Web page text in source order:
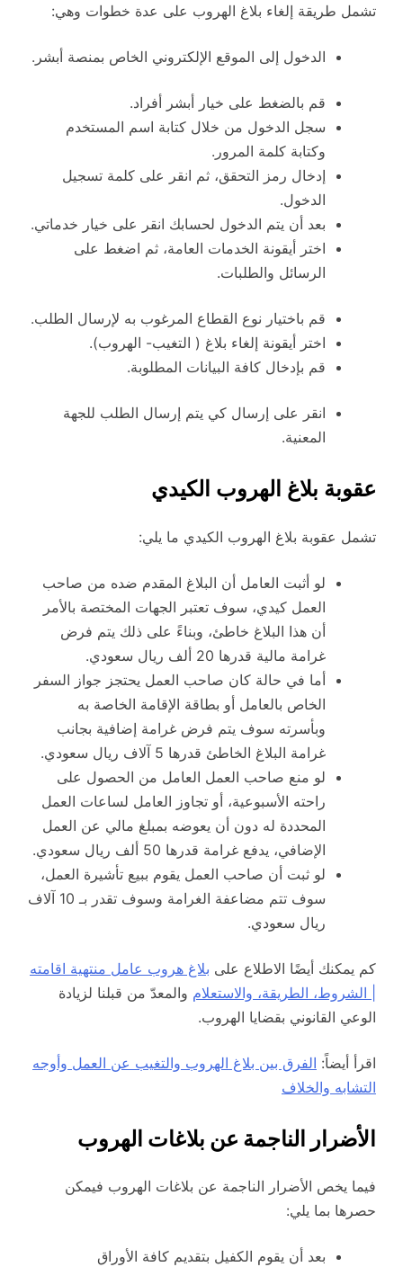
تشمل طريقة إلغاء بلاغ الهروب على عدة خطوات وهي:
الدخول إلى الموقع الإلكتروني الخاص بمنصة أبشر.
قم بالضغط على خيار أبشر أفراد.
سجل الدخول من خلال كتابة اسم المستخدم
وكتابة كلمة المرور.
إدخال رمز التحقق، ثم انقر على كلمة تسجيل
الدخول.
بعد أن يتم الدخول لحسابك انقر على خيار خدماتي.
اختر أيقونة الخدمات العامة، ثم اضغط على
الرسائل والطلبات.
قم باختيار نوع القطاع المرغوب به لإرسال الطلب.
اختر أيقونة إلغاء بلاغ ( التغيب- الهروب).
قم بإدخال كافة البيانات المطلوبة.
انقر على إرسال كي يتم إرسال الطلب للجهة
المعنية.
عقوبة بلاغ الهروب الكيدي
تشمل عقوبة بلاغ الهروب الكيدي ما يلي:
لو أثبت العامل أن البلاغ المقدم ضده من صاحب
العمل كيدي، سوف تعتبر الجهات المختصة بالأمر
أن هذا البلاغ خاطئ، وبناءً على ذلك يتم فرض
غرامة مالية قدرها 20 ألف ريال سعودي.
أما في حالة كان صاحب العمل يحتجز جواز السفر
الخاص بالعامل أو بطاقة الإقامة الخاصة به
وبأسرته سوف يتم فرض غرامة إضافية بجانب
غرامة البلاغ الخاطئ قدرها 5 آلاف ريال سعودي.
لو منع صاحب العمل العامل من الحصول على
راحته الأسبوعية، أو تجاوز العامل لساعات العمل
المحددة له دون أن يعوضه بمبلغ مالي عن العمل
الإضافي، يدفع غرامة قدرها 50 ألف ريال سعودي.
لو ثبت أن صاحب العمل يقوم ببيع تأشيرة العمل،
سوف تتم مضاعفة الغرامة وسوف تقدر بـ 10 آلاف
ريال سعودي.
كم يمكنك أيضًا الاطلاع على بلاغ هروب عامل منتهية اقامته
| الشروط، الطريقة، والاستعلام والمعدّ من قبلنا لزيادة
الوعي القانوني بقضايا الهروب.
اقرأ أيضاً: الفرق بين بلاغ الهروب والتغيب عن العمل وأوجه
التشابه والخلاف
الأضرار الناجمة عن بلاغات الهروب
فيما يخص الأضرار الناجمة عن بلاغات الهروب فيمكن
حصرها بما يلي:
بعد أن يقوم الكفيل بتقديم كافة الأوراق